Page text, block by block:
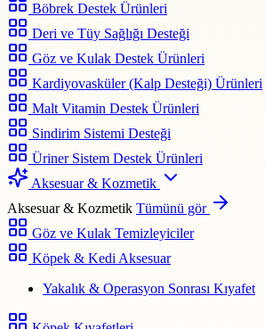
Böbrek Destek Ürünleri
Deri ve Tüy Sağlığı Desteği
Göz ve Kulak Destek Ürünleri
Kardiyovasküler (Kalp Desteği) Ürünleri
Malt Vitamin Destek Ürünleri
Sindirim Sistemi Desteği
Üriner Sistem Destek Ürünleri
Aksesuar & Kozmetik
Aksesuar & Kozmetik Tümünü gör
Göz ve Kulak Temizleyiciler
Köpek & Kedi Aksesuar
Yakalık & Operasyon Sonrası Kıyafet